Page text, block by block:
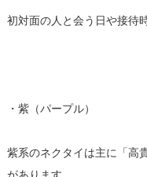
初対面の人と会う日や接待
・紫（パープル）
紫系のネクタイは主に「高